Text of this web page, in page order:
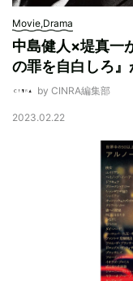
Movie,Drama
中島健人×堤真一
の罪を自白しろ
by CINRA編集部
2023.02.22